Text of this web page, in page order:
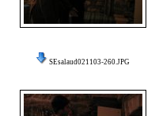
SEsalaud021103-260.JPG